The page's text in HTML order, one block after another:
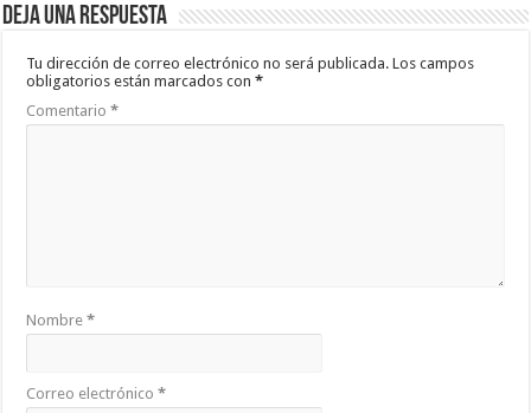
Deja una respuesta
Tu dirección de correo electrónico no será publicada. Los campos
obligatorios están marcados con*
Comentario*
Nombre*
Correo electrónico*